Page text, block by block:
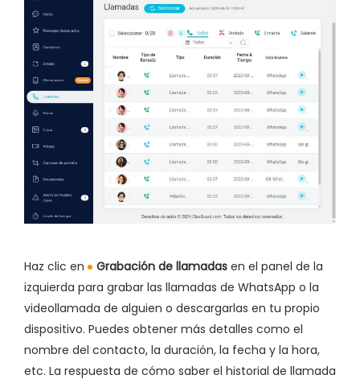
Haz clic en Grabación de llamadas en el panel de la
izquierda para grabar las llamadas de WhatsApp o la
videollamada de alguien o descargarlas en tu propio
dispositivo. Puedes obtener más detalles como el
nombre del contacto, la duración, la fecha y la hora,
etc. La respuesta de cómo saber el historial de llamada